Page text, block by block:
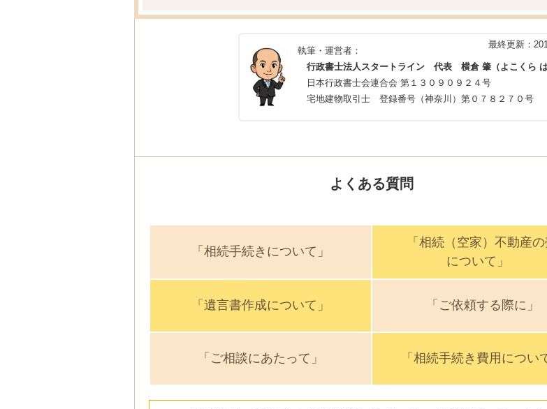
最終更新：
執筆・運営者：
行政書士法人スタートライン 代表 横倉 肇（よこくら は
日本行政書士会連合会 第１３０９０９２４号
宅地建物取引士 登録番号（神奈川）第０７８２７０号
よくある質問
「相続手続きについて」
「相続（空家）不動産
について」
「遺言書作成について」 「ご依頼する際に」
「ご相談にあたって」 「相続手続き費用につい